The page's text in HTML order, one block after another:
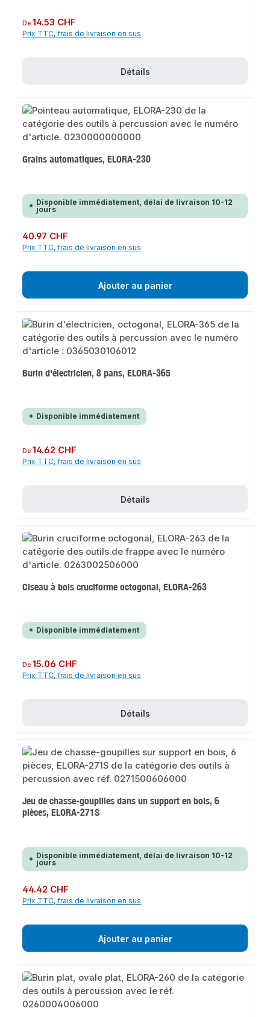
Prix régulier :
De14.53 CHF
Prix TTC, frais de livraison en sus
Détails
Grains automatiques, ELORA-230
Disponible immédiatement, délai de livraison 10-12
jours
Prix régulier :
40.97 CHF
Prix TTC, frais de livraison en sus
Ajouter au panier
Burin d'électricien, 8 pans, ELORA-365
Disponible immédiatement
Prix régulier :
De14.62 CHF
Prix TTC, frais de livraison en sus
Détails
Ciseau à bois cruciforme octogonal, ELORA-263
Disponible immédiatement
Prix régulier :
De15.06 CHF
Prix TTC, frais de livraison en sus
Détails
Jeu de chasse-goupilles dans un support en bois, 6
pièces, ELORA-271S
Disponible immédiatement, délai de livraison 10-12
jours
Prix régulier :
44.42 CHF
Prix TTC, frais de livraison en sus
Ajouter au panier